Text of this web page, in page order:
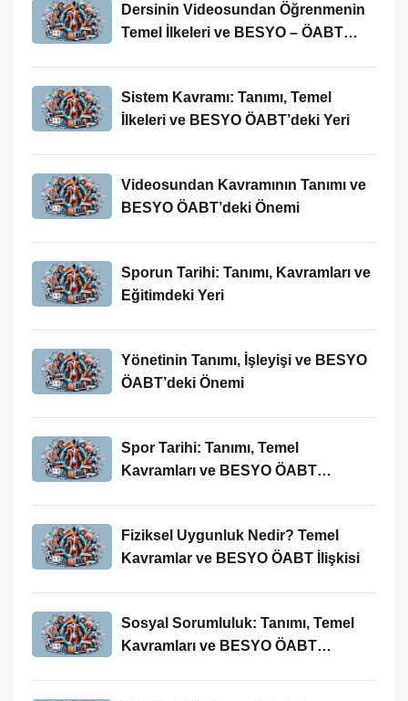
Dersinin Videosundan Öğrenmenin
Temel İlkeleri ve BESYO – ÖABT
Sistem Kavramı: Tanımı, Temel
İlkeleri ve BESYO ÖABT’deki Yeri
Videosundan Kavramının Tanımı ve
BESYO ÖABT’deki Önemi
Sporun Tarihi: Tanımı, Kavramları ve
Eğitimdeki Yeri
Yönetinin Tanımı, İşleyişi ve BESYO
ÖABT’deki Önemi
Spor Tarihi: Tanımı, Temel
Kavramları ve BESYO ÖABT
Fiziksel Uygunluk Nedir? Temel
Kavramlar ve BESYO ÖABT İlişkisi
Sosyal Sorumluluk: Tanımı, Temel
Kavramları ve BESYO ÖABT